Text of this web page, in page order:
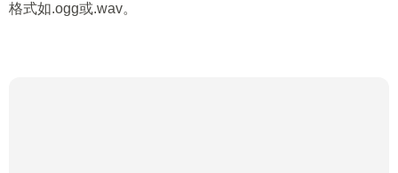
格式如.ogg或.wav。